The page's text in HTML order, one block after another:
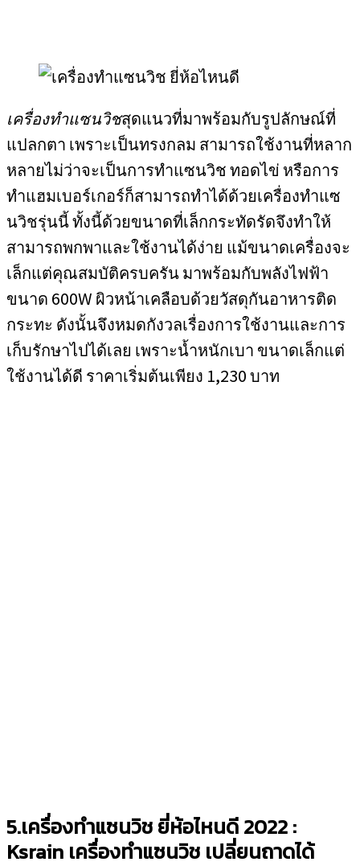
เครื่องทำแซนวิชสุดแนวที่มาพร้อมกับรูปลักษณ์ที่
แปลกตา เพราะเป็นทรงกลม สามารถใช้งานที่หลาก
หลายไม่ว่าจะเป็นการทำแซนวิช ทอดไข่ หรือการ
ทำแฮมเบอร์เกอร์ก็สามารถทำได้ด้วยเครื่องทำแซ
นวิชรุ่นนี้ ทั้งนี้ด้วยขนาดที่เล็กกระทัดรัดจึงทำให้
สามารถพกพาและใช้งานได้ง่าย แม้ขนาดเครื่องจะ
เล็กแต่คุณสมบัติครบครัน มาพร้อมกับพลังไฟฟ้า
ขนาด 600W ผิวหน้าเคลือบด้วยวัสดุกันอาหารติด
กระทะ ดังนั้นจึงหมดกังวลเรื่องการใช้งานและการ
เก็บรักษาไปได้เลย เพราะน้ำหนักเบา ขนาดเล็กแต่
ใช้งานได้ดี ราคาเริ่มต้นเพียง 1,230 บาท
5.เครื่องทำแซนวิช ยี่ห้อไหนดี 2022 :
Ksrain เครื่องทำแซนวิช เปลี่ยนถาดได้